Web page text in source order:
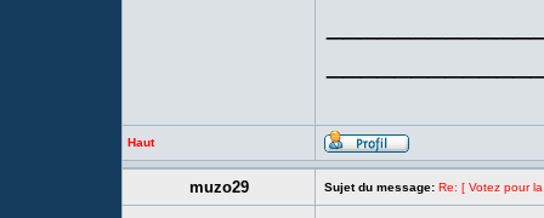
Haut
muzo29 Sujet du message: Re: [ Votez pour